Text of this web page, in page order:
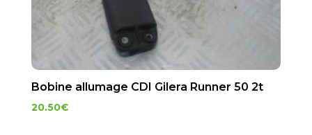
Bobine allumage CDI Gilera Runner 50 2t
20.50€